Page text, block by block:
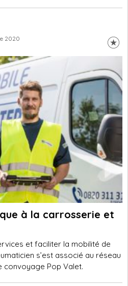
2020
à la carrosserie et
et faciliter la mobilité de
s’est associé au réseau
convoyage Pop Valet.